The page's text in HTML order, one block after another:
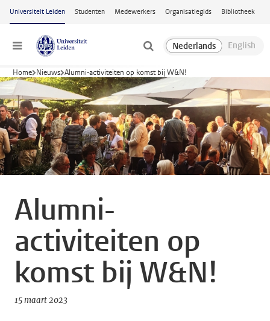
Ga naar hoofdinhoud
Universiteit Leiden Studenten Medewerkers Organisatiegids Bibliotheek
Menu
Home Nieuws Alumni-activiteiten op komst bij W&N!
Alumni-
activiteiten op
komst bij W&N!
15 maart 2023